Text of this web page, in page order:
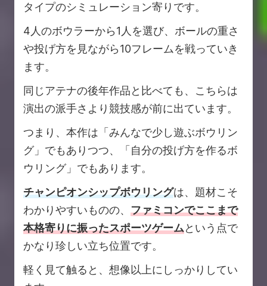
タイプのシミュレーション寄りです。
4人のボウラーから1人を選び、ボールの重さ
や投げ方を見ながら10フレームを戦っていき
ます。
同じアテナの後年作品と比べても、こちらは
演出の派手さより競技感が前に出ています。
つまり、本作は「みんなで少し遊ぶボウリン
グ」でもありつつ、「自分の投げ方を作るボ
ウリング」でもあります。
チャンピオンシップボウリングは、題材こそ
わかりやすいものの、 ファミコンでここまで
本格寄りに振ったスポーツゲームという点で
かなり珍しい立ち位置です。
軽く見て触ると、想像以上にしっかりしてい